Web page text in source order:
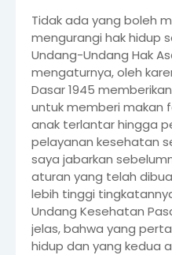
Tidak ada yang boleh
mengurangi hak hidup
Undang-Undang Hak
mengaturnya, oleh
Dasar 1945
untuk memberi makan
anak terlantar hingga
pelayanan kesehatan
saya jabarkan
aturan yang telah
lebih tinggi
Undang Kesehatan
jelas, bahwa yang
hidup dan yang kedua